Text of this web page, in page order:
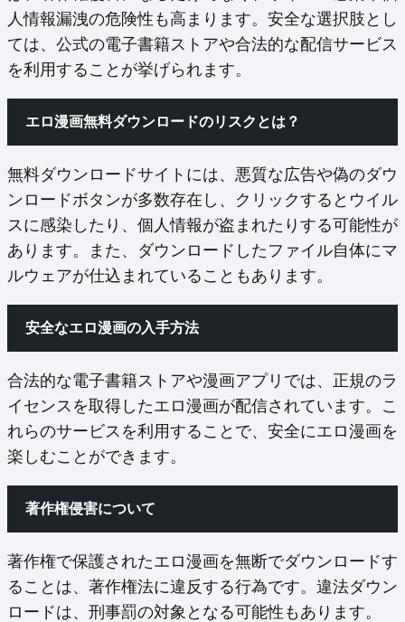
人情報漏洩の危険性も高まります。安全な選択肢とし
ては、公式の電子書籍ストアや合法的な配信サービス
を利用することが挙げられます。
エロ漫画無料ダウンロードのリスクとは？
無料ダウンロードサイトには、悪質な広告や偽のダウ
ンロードボタンが多数存在し、クリックするとウイル
スに感染したり、個人情報が盗まれたりする可能性が
あります。また、ダウンロードしたファイル自体にマ
ルウェアが仕込まれていることもあります。
安全なエロ漫画の入手方法
合法的な電子書籍ストアや漫画アプリでは、正規のラ
イセンスを取得したエロ漫画が配信されています。こ
れらのサービスを利用することで、安全にエロ漫画を
楽しむことができます。
著作権侵害について
著作権で保護されたエロ漫画を無断でダウンロードす
ることは、著作権法に違反する行為です。違法ダウン
ロードは、刑事罰の対象となる可能性もあります。